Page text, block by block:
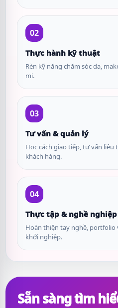
02
Thực hành kỹ thuật
Rèn kỹ năng chăm sóc da,
mi.
03
Tư vấn & quản lý
Học cách giao tiếp, tư vấn
khách hàng.
04
Thực tập & nghề nghiệp
Hoàn thiện tay nghề,
khởi nghiệp.
Sẵn sàng tìm